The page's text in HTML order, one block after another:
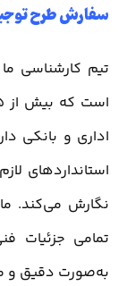
سفارش طرح
تیم کارشناسی
اداری و بانکی
استانداردهای
نگارش می‌کند.
تمامی جزئیات
به‌صورت دقیق و